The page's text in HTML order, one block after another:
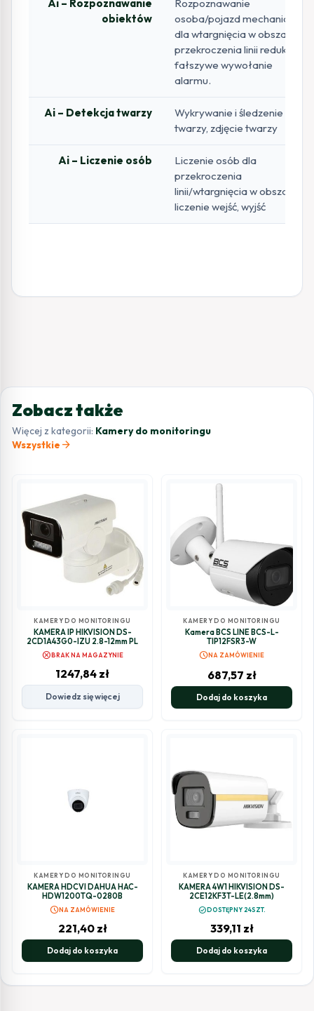
Ai – Rozpoznawanie
obiektów
Rozpoznawanie
osoba/pojazd mechaniczny
dla wtargnięcia w obszar,
przekroczenia linii redukuje
fałszywe wywołanie
alarmu.
Ai – Detekcja twarzy
Wykrywanie i śledzenie
twarzy, zdjęcie twarzy
Ai – Liczenie osób
Liczenie osób dla
przekroczenia
linii/wtargnięcia w obszar,
liczenie wejść, wyjść
Zobacz także
Więcej z kategorii: Kamery do monitoringu
Wszystkie arrow_forward
KAMERY DO MONITORINGU
KAMERA IP HIKVISION DS-
2CD1A43G0-IZU 2.8-12mm PL
cancelBRAK NA MAGAZYNIE
1247,84 zł
Dowiedz się więcej
KAMERY DO MONITORINGU
Kamera BCS LINE BCS-L-
TIP12FSR3-W
scheduleNA ZAMÓWIENIE
687,57 zł
Dodaj do koszyka
KAMERY DO MONITORINGU
KAMERA HDCVI DAHUA HAC-
HDW1200TQ-0280B
scheduleNA ZAMÓWIENIE
221,40 zł
Dodaj do koszyka
KAMERY DO MONITORINGU
KAMERA 4W1 HIKVISION DS-
2CE12KF3T-LE(2.8mm)
check_circleDOSTĘPNY 24SZT.
339,11 zł
Dodaj do koszyka